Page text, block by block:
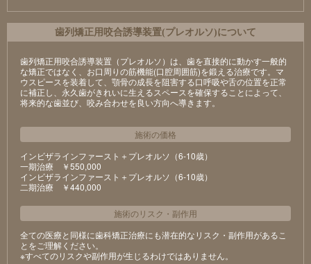
⻭列矯正⽤咬合誘導装置(プレオルソ)について
歯列矯正用咬合誘導装置（プレオルソ）は、歯を直接的に動かす一般的
な矯正ではなく、お口周りの筋機能(口腔周囲筋)を鍛える治療です。マ
ウスピースを装着して、顎骨の成長を阻害する口呼吸や舌の位置を正常
に補正し、永久歯がきれいに生えるスペースを確保することによって、
将来的な歯並び、咬み合わせを良い方向へ導きます。
施術の価格
インビザラインファースト＋プレオルソ（6-10歳）
⼀期治療 ￥550,000
インビザラインファースト＋プレオルソ（6-10歳）
⼆期治療 ￥440,000
施術のリスク ・ 副作用
全ての医療と同様に歯科矯正治療にも潜在的なリスク・副作用があるこ
とをご理解ください。
※すべてのリスクや副作用が生じるわけではありません。